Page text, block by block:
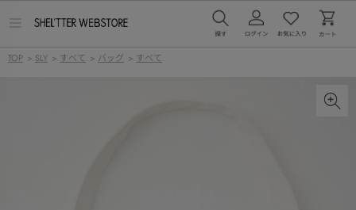
ー
TOP > SLY > すべて > バッグ > すべて